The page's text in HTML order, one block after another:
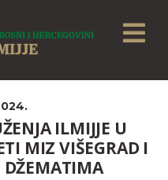
ILMIJJE U
MIZ VIŠEGRAD I
DŽEMATIMA